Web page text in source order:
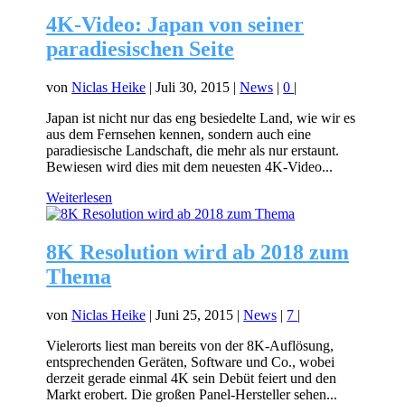
4K-Video: Japan von seiner
paradiesischen Seite
vonNiclas Heike |Juli 30, 2015 |News |0 |
Japan ist nicht nur das eng besiedelte Land, wie wir es
aus dem Fernsehen kennen, sondern auch eine
paradiesische Landschaft, die mehr als nur erstaunt.
Bewiesen wird dies mit dem neuesten 4K-Video...
Weiterlesen
8K Resolution wird ab 2018 zum
Thema
vonNiclas Heike |Juni 25, 2015 |News | 7 |
Vielerorts liest man bereits von der 8K-Auflösung,
entsprechenden Geräten, Software und Co., wobei
derzeit gerade einmal 4K sein Debüt feiert und den
Markt erobert. Die großen Panel-Hersteller sehen...